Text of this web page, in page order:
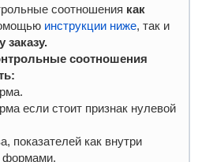
соотношения как
инструкции ниже, так и
соотношения
если стоит признак нулевой
показателей как внутри